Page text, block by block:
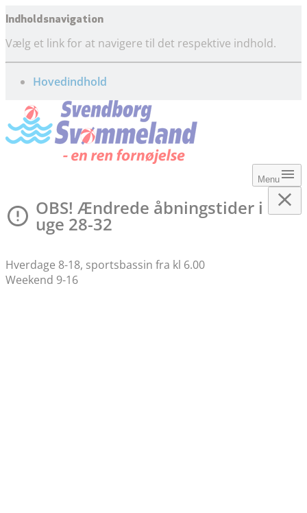
Indholdsnavigation
Vælg et link for at navigere til det respektive indhold.
gå til
Hovedindhold
Menu
OBS! Ændrede åbningstider i
uge 28-32
Hverdage 8-18, sportsbassin fra kl 6.00
Weekend 9-16